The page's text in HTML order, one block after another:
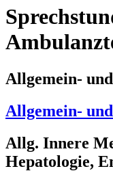
Allgemein-
Allgemein-
Allg. Innere
Hepatologie,